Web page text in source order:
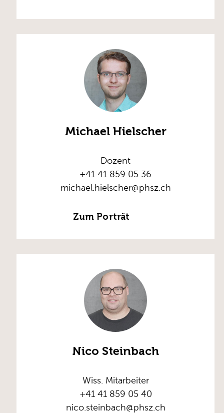
Michael Hielscher
Dozent
+41 41 859 05 36
michael.hielscher@phsz.ch
Zum Porträt
Nico Steinbach
Wiss. Mitarbeiter
+41 41 859 05 40
nico.steinbach@phsz.ch